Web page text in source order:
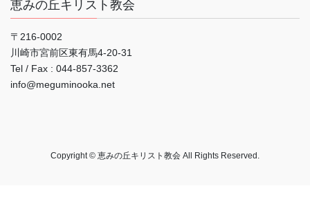
恵みの丘キリスト教会
〒216-0002
川崎市宮前区東有馬4-20-31
Tel / Fax : 044‐857-3362
info@meguminooka.net
Copyright © 恵みの丘キリスト教会 All Rights Reserved.